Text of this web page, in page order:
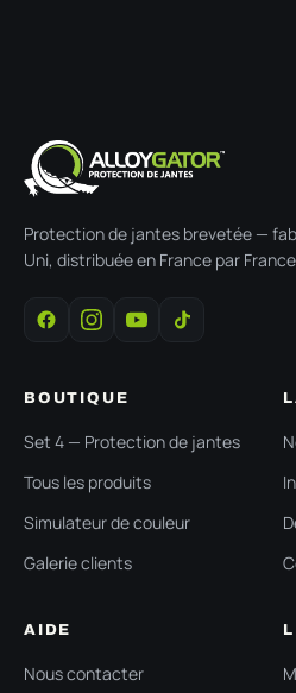
Protection de jantes brevetée —
Uni, distribuée en France par
BOUTIQUE
Set 4 — Protection de jantes
Tous les produits
Simulateur de couleur
Galerie clients
AIDE
Nous contacter